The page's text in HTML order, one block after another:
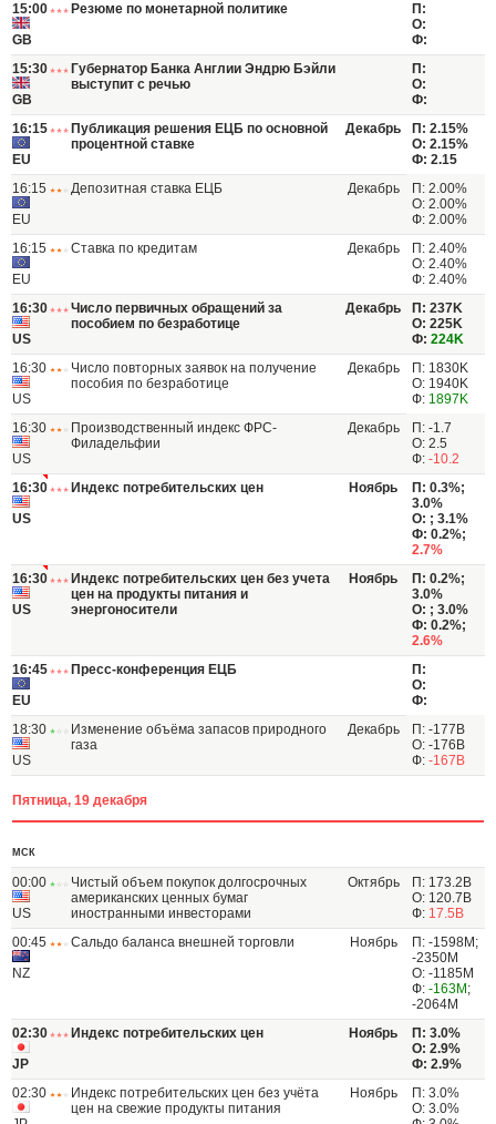
15:00
GB
Резюме по монетарной политике
П:
О:
Ф:
15:30
GB
Губернатор Банка Англии Эндрю Бэйли
выступит с речью
П:
О:
Ф:
16:15
EU
Публикация решения ЕЦБ по основной
процентной ставке
Декабрь
П: 2.15%
О: 2.15%
Ф: 2.15
16:15
EU
Депозитная ставка ЕЦБ Декабрь
П: 2.00%
О: 2.00%
Ф: 2.00%
16:15
EU
Ставка по кредитам Декабрь
П: 2.40%
О: 2.40%
Ф: 2.40%
16:30
US
Число первичных обращений за
пособием по безработице
Декабрь
П: 237K
О: 225K
Ф: 224K
16:30
US
Число повторных заявок на получение
пособия по безработице
Декабрь
П: 1830K
О: 1940K
Ф: 1897K
16:30
US
Производственный индекс ФРС-
Филадельфии
Декабрь
П: -1.7
О: 2.5
Ф: -10.2
16:30
US
Индекс потребительских цен Ноябрь
П: 0.3%;
3.0%
О: ; 3.1%
Ф: 0.2%;
2.7%
16:30
US
Индекс потребительских цен без учета
цен на продукты питания и
энергоносители
Ноябрь
П: 0.2%;
3.0%
О: ; 3.0%
Ф: 0.2%;
2.6%
16:45
EU
Пресс-конференция ЕЦБ
П:
О:
Ф:
18:30
US
Изменение объёма запасов природного
газа
Декабрь
П: -177B
О: -176B
Ф: -167B
Пятница, 19 декабря
МСК
00:00
US
Чистый объем покупок долгосрочных
американских ценных бумаг
иностранными инвесторами
Октябрь
П: 173.2B
О: 120.7B
Ф: 17.5B
00:45
NZ
Сальдо баланса внешней торговли Ноябрь
П: -1598M;
-2350M
О: -1185M
Ф: -163M ;
-2064M
02:30
JP
Индекс потребительских цен Ноябрь
П: 3.0%
О: 2.9%
Ф: 2.9%
02:30
Индекс потребительских цен без учёта
цен на свежие продукты питания
Ноябрь
П: 3.0%
О: 3.0%